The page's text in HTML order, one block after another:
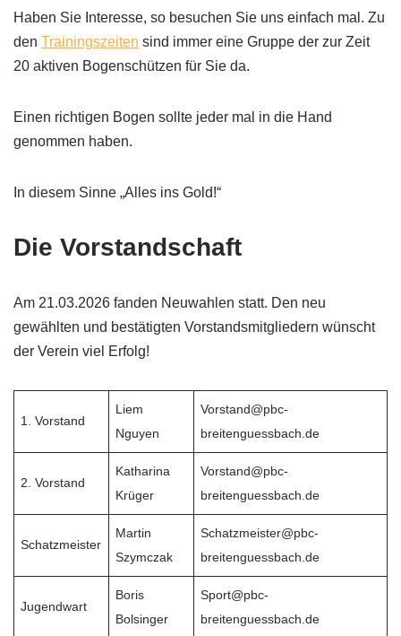
Haben Sie Interesse, so besuchen Sie uns einfach mal. Zu
den Trainingszeiten sind immer eine Gruppe der zur Zeit
20 aktiven Bogenschützen für Sie da.
Einen richtigen Bogen sollte jeder mal in die Hand
genommen haben.
In diesem Sinne „Alles ins Gold!“
Die Vorstandschaft
Am 21.03.2026 fanden Neuwahlen statt. Den neu
gewählten und bestätigten Vorstandsmitgliedern wünscht
der Verein viel Erfolg!
1. Vorstand
Liem
Nguyen
Vorstand@pbc-
breitenguessbach.de
2. Vorstand
Katharina
Krüger
Vorstand@pbc-
breitenguessbach.de
Schatzmeister
Martin
Szymczak
Schatzmeister@pbc-
breitenguessbach.de
Jugendwart
Boris
Bolsinger
Sport@pbc-
breitenguessbach.de